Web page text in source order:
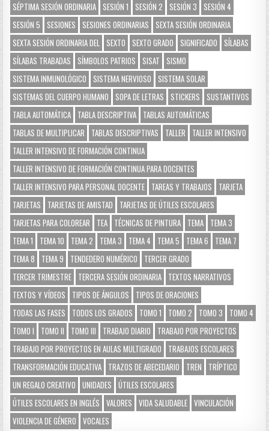
SÉPTIMA SESIÓN ORDINARIA SESIÓN 1 SESIÓN 2 SESIÓN 3
SESIÓN 4
SESIÓN 5
SESIONES SESIONES ORDINARIAS
SEXTA SESIÓN ORDINARIA
SEXTA SESIÓN ORDINARIA DEL SEXTO SEXTO GRADO SIGNIFICADO
SÍLABAS
SÍLABAS TRABADAS
SÍMBOLOS PATRIOS SISAT
SISMO
SISTEMA INMUNOLÓGICO
SISTEMA NERVIOSO
SISTEMA SOLAR
SISTEMAS DEL CUERPO HUMANO
SOPA DE LETRAS STICKERS
SUSTANTIVOS
TABLA AUTOMÁTICA TABLA DESCRIPTIVA TABLAS AUTOMÁTICAS
TABLAS DE MULTIPLICAR
TABLAS DESCRIPTIVAS TALLER
TALLER INTENSIVO
TALLER INTENSIVO DE FORMACIÓN CONTINUA
TALLER INTENSIVO DE FORMACIÓN CONTINUA PARA DOCENTES
TALLER INTENSIVO PARA PERSONAL DOCENTE TAREAS Y TRABAJOS
TARJETA
TARJETAS
TARJETAS DE AMISTAD
TARJETAS DE ÚTILES ESCOLARES
TARJETAS PARA COLOREAR
TEA TÉCNICAS DE PINTURA TEMA TEMA 3
TEMA 1
TEMA 10 TEMA 2 TEMA 3 TEMA 4 TEMA 5 TEMA 6
TEMA 7
TEMA 8
TEMA 9 TENDEDERO NUMÉRICO
TERCER GRADO
TERCER TRIMESTRE TERCERA SESIÓN ORDINARIA TEXTOS NARRATIVOS
TEXTOS Y VÍDEOS
TIPOS DE ÁNGULOS
TIPOS DE ORACIONES
TODAS LAS FASES
TODOS LOS GRADOS TOMO 1 TOMO 2 TOMO 3
TOMO 4
TOMO I
TOMO II TOMO III TRABAJO DIARIO
TRABAJO POR PROYECTOS
TRABAJO POR PROYECTOS EN AULAS MULTIGRADO
TRABAJOS ESCOLARES
TRANSFORMACIÓN EDUCATIVA TRAZOS DE ABECEDARIO TREN
TRÍPTICO
UN REGALO CREATIVO
UNIDADES
ÚTILES ESCOLARES
ÚTILES ESCOLARES EN INGLÉS
VALORES VIDA SALUDABLE VINCULACIÓN
VIOLENCIA DE GÉNERO
VOCALES